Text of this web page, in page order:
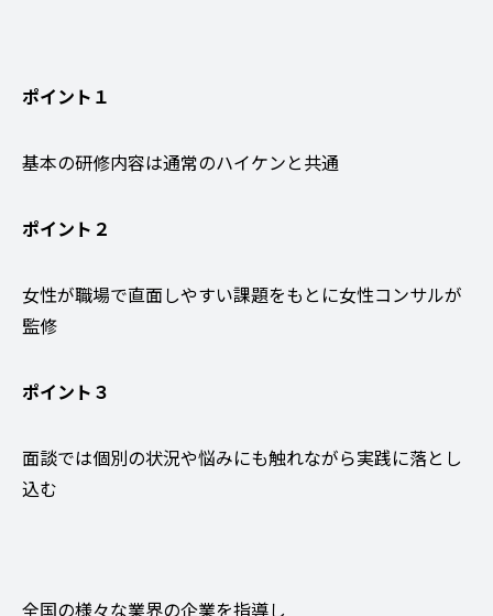
ポイント１
基本の研修内容は通常のハイケンと共通
ポイント２
女性が職場で直面しやすい課題をもとに女性コンサルが
監修
ポイント３
面談では個別の状況や悩みにも触れながら実践に落とし
込む
全国の様々な業界の企業を指導し